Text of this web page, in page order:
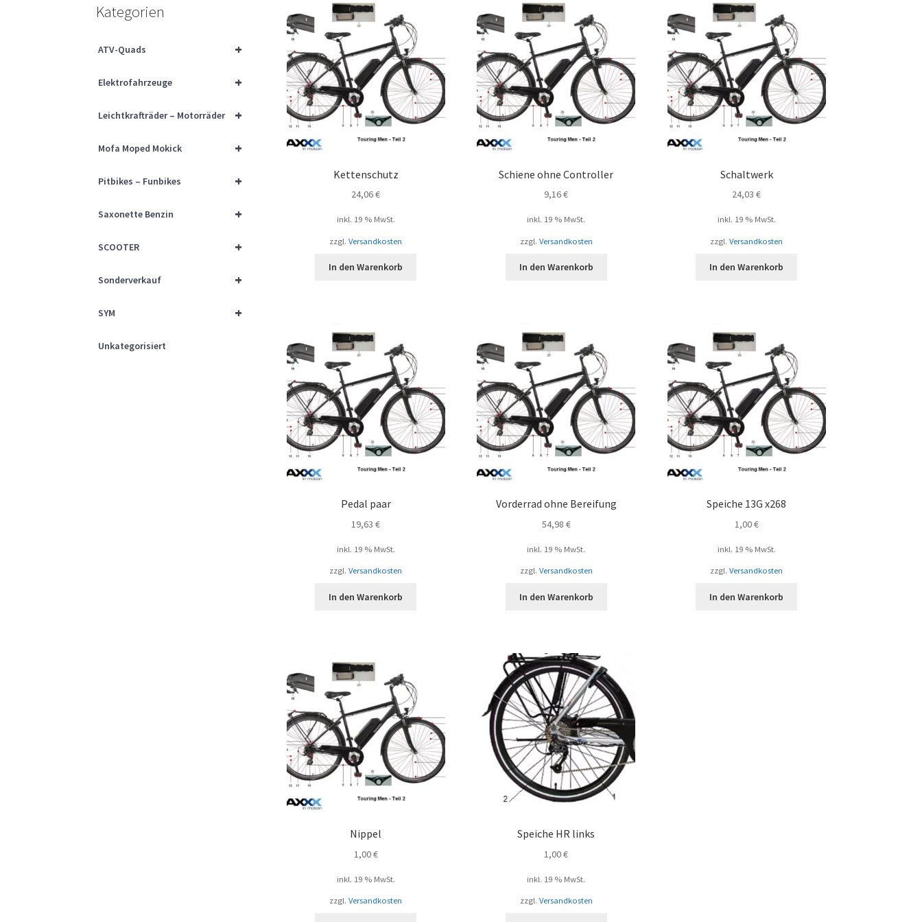
Kettenschutz
24,06€
inkl. 19 % MwSt.
zzgl.Versandkosten
In den Warenkorb
Schiene ohne Controller
9,16€
inkl. 19 % MwSt.
zzgl. Versandkosten
In den Warenkorb
Schaltwerk
24,03€
inkl. 19 % MwSt.
zzgl.Versandkosten
In den Warenkorb
Pedal paar
19,63€
inkl. 19 % MwSt.
zzgl.Versandkosten
In den Warenkorb
Vorderrad ohne Bereifung
54,98 €
inkl. 19 % MwSt.
zzgl. Versandkosten
In den Warenkorb
Speiche 13G x268
1,00€
inkl. 19 % MwSt.
zzgl.Versandkosten
In den Warenkorb
Nippel
1,00€
inkl. 19 % MwSt.
zzgl.Versandkosten
Speiche HR links
1,00€
inkl. 19 % MwSt.
zzgl. Versandkosten
Kategorien
+
ATV-Quads
+
Elektrofahrzeuge
+
Leichtkrafträder – Motorräder
+
Mofa Moped Mokick
+
Pitbikes – Funbikes
+
Saxonette Benzin
+
SCOOTER
+
Sonderverkauf
+
SYM
Unkategorisiert